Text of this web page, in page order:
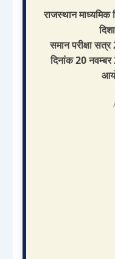
राजस्थान माध्यमिक
समान परीक्षा सत्र
दिनांक 20